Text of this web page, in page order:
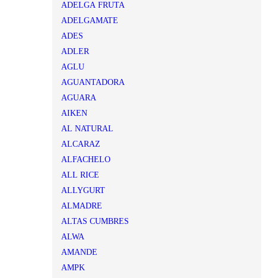
ADELGA FRUTA
ADELGAMATE
ADES
ADLER
AGLU
AGUANTADORA
AGUARA
AIKEN
AL NATURAL
ALCARAZ
ALFACHELO
ALL RICE
ALLYGURT
ALMADRE
ALTAS CUMBRES
ALWA
AMANDE
AMPK